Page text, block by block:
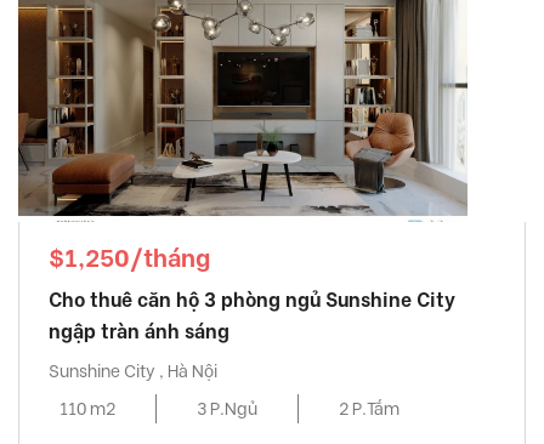
$1,250/tháng
Cho thuê căn hộ 3 phòng ngủ Sunshine City
ngập tràn ánh sáng
Sunshine City , Hà Nội
110 m2
3 P.Ngủ 2 P.Tắm